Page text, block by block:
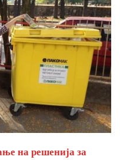
на решенија за